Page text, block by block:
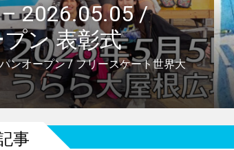
2026.05.05 /
ン 表彰式
ンオープン / フリースケート世界大
事